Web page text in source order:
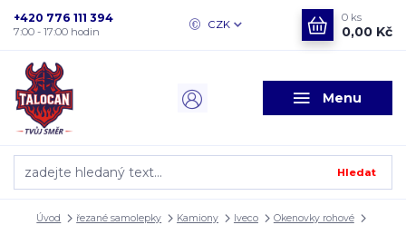
Menu
CZK
Hledat
+420 776 111 394
7:00 - 17:00 hodin
0 ks
0,00 Kč
Úvod řezané samolepky Kamiony Iveco
Okenovky rohové